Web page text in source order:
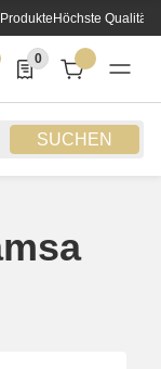
Höchste Qualität
SUCHEN
Notifizierungen
0
0 Produkte in der